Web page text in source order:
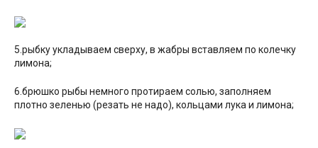
5.рыбку укладываем сверху, в жабры вставляем по колечку
лимона;
6.брюшко рыбы немного протираем солью, заполняем
плотно зеленью (резать не надо), кольцами лука и лимона;